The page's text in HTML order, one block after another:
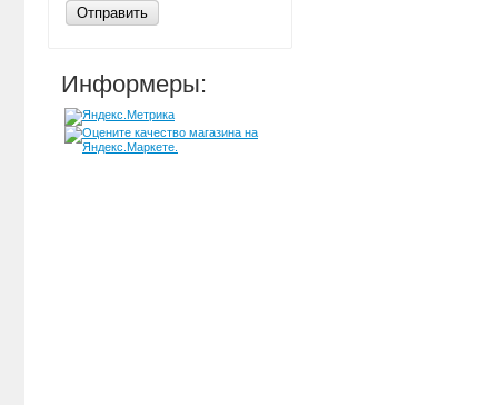
Отправить
Информеры: